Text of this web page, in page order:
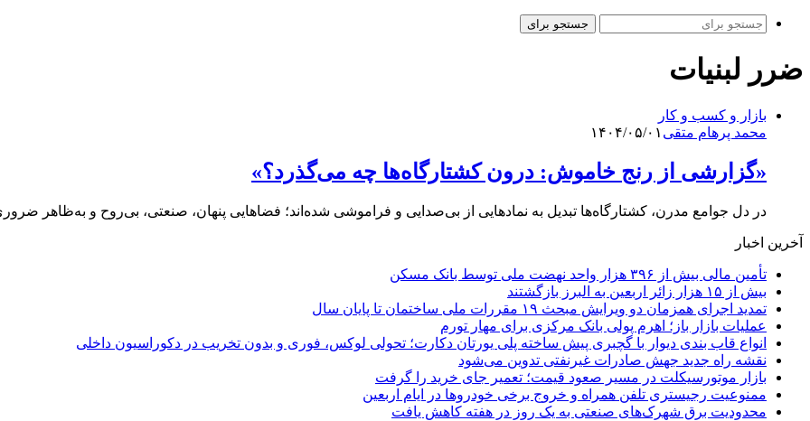
جستجو برای
ضرر لبنیات
بازار و کسب و کار
محمد پرهام متقی ۱۴۰۴/۰۵/۰۱
«گزارشی از رنج خاموش: درون کشتارگاه‌ها چه می‌گذرد؟»
در دل جوامع مدرن، کشتارگاه‌ها تبدیل به نمادهایی از بی‌صدایی و فراموشی شده‌اند؛ فضاهایی پنهان، صنعتی، بی‌روح و به‌ظاهر
آخرین اخبار
تأمین مالی بیش از ۳۹۶ هزار واحد نهضت ملی توسط بانک مسکن
بیش از ۱۵ هزار زائر اربعین به البرز بازگشتند
تمدید اجرای همزمان دو ویرایش مبحث ۱۹ مقررات ملی ساختمان تا پایان سال
عملیات بازار باز؛ اهرم پولی بانک مرکزی برای مهار تورم
انواع قاب بندی دیوار با گچبری پیش ساخته پلی یورتان دکارت؛ تحولی لوکس، فوری و بدون تخریب در دکوراسیون داخلی
نقشه راه جدید جهش صادرات غیرنفتی تدوین می‌شود
بازار موتورسیکلت در مسیر صعود قیمت؛ تعمیر جای خرید را گرفت
ممنوعیت رجیستری تلفن همراه و خروج برخی خودروها در ایام اربعین
محدودیت برق شهرک‌های صنعتی به یک روز در هفته کاهش یافت